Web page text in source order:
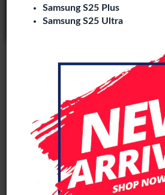
Blijf op deze site
Samsung S25 Plus
Samsung S25 Ultra